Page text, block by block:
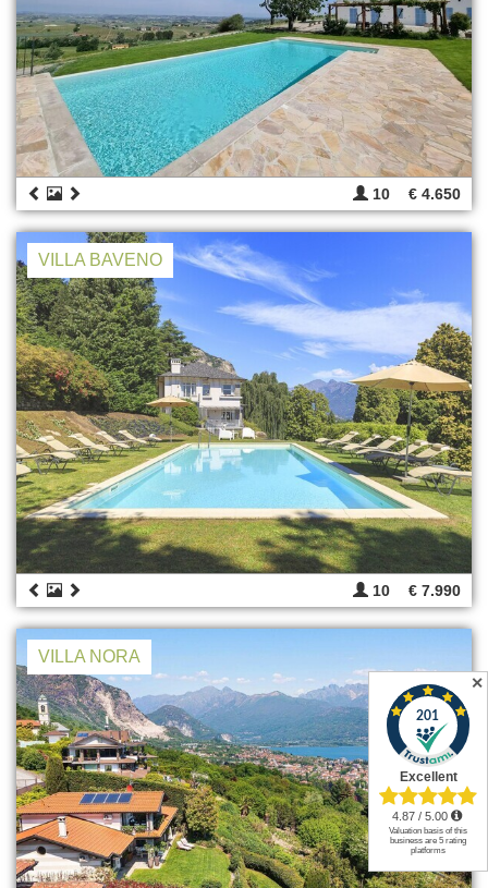
10 € 4.650
VILLA BAVENO
10 € 7.990
VILLA NORA
✕